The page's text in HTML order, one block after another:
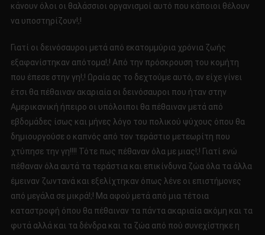
κάνουν όλοι οι θαλάσσιοι οργανισμοί αυτό που κάποιοι θέλουν
να υποστηρίζουν!;!
Γιατί οι δεινόσαυροι μετά από εκατομμύρια χρόνια ζωής
εξαφανίστηκαν απότομα!;! Από την πρόσκρουση του κομήτη
που έπεσε στην γη!;! Ωραία ας το δεχτούμε αυτό, αν είχε γίνει
έτσι θα πέθαιναν ακαριαία οι δεινόσαυροι που ήταν στην
Αμερικανική ήπειρο οι υπόλοιποι θα πέθαιναν μετά από
εβδομάδες ίσως και μήνες λόγο του πολικού ψύχους όπου θα
δημιουργούσε ο καπνός από τον τεράστιο μετεωρίτη που
χτύπησε την γη!!!! Τότε πως πέθαναν όλα με μιας!;! Γιατί ενώ
πέθαναν όλα αυτά τα τεράστια και επικίνδυνα ζώα όλα τα άλλα
έμειναν ζωντανά και εξελίχτηκαν όπως λένε οι επιστήμονες
από μεγάλα σε μικρά!;! Μα αφού μετά από μια τέτοια
καταστροφή όπου θα πέθαιναν τα πάντα ακαριαία ακόμη και τα
φυτά αλλά και τα δένδρα και τα ζώα από πού συνεχίστηκε η